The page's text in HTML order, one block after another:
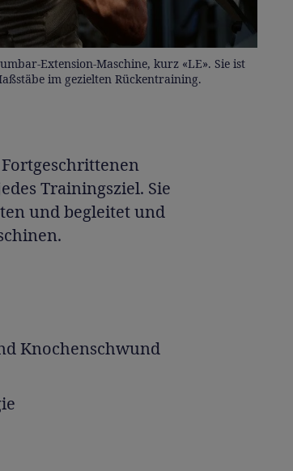
Extension-Maschine, kurz «LE». Sie ist
im gezielten Rückentraining.
Trainingsziel. Sie
und begleitet und
Knochenschwund